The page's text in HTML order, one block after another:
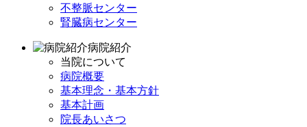
不整脈センター
腎臓病センター
病院紹介
当院について
病院概要
基本理念・基本方針
基本計画
院長あいさつ